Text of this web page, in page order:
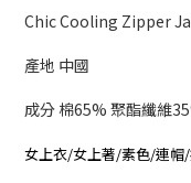
Chic Cooling Zipper
產地 中國
成分 棉65% 聚酯纖維
女上衣/女上著/素色/連